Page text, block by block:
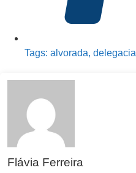
Tags: alvorada, delegacia
Flávia Ferreira